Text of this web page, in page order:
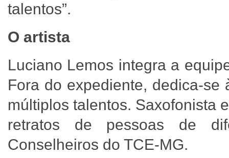
talentos”.
O artista
Luciano Lemos integra a
Fora do expediente, dedica-
múltiplos talentos. Saxofonista
retratos de pessoas de
Conselheiros do TCE-MG.